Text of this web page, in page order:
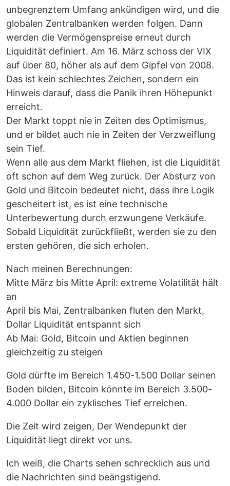
unbegrenztem Umfang ankündigen wird, und die
globalen Zentralbanken werden folgen. Dann
werden die Vermögenspreise erneut durch
Liquidität definiert. Am 16. März schoss der VIX
auf über 80, höher als auf dem Gipfel von 2008.
Das ist kein schlechtes Zeichen, sondern ein
Hinweis darauf, dass die Panik ihren Höhepunkt
erreicht.
Der Markt toppt nie in Zeiten des Optimismus,
und er bildet auch nie in Zeiten der Verzweiflung
sein Tief.
Wenn alle aus dem Markt fliehen, ist die Liquidität
oft schon auf dem Weg zurück. Der Absturz von
Gold und Bitcoin bedeutet nicht, dass ihre Logik
gescheitert ist, es ist eine technische
Unterbewertung durch erzwungene Verkäufe.
Sobald Liquidität zurückfließt, werden sie zu den
ersten gehören, die sich erholen.
Nach meinen Berechnungen:
Mitte März bis Mitte April: extreme Volatilität hält
an
April bis Mai, Zentralbanken fluten den Markt,
Dollar Liquidität entspannt sich
Ab Mai: Gold, Bitcoin und Aktien beginnen
gleichzeitig zu steigen
Gold dürfte im Bereich 1.450-1.500 Dollar seinen
Boden bilden, Bitcoin könnte im Bereich 3.500-
4.000 Dollar ein zyklisches Tief erreichen.
Die Zeit wird zeigen, Der Wendepunkt der
Liquidität liegt direkt vor uns.
Ich weiß, die Charts sehen schrecklich aus und
die Nachrichten sind beängstigend.